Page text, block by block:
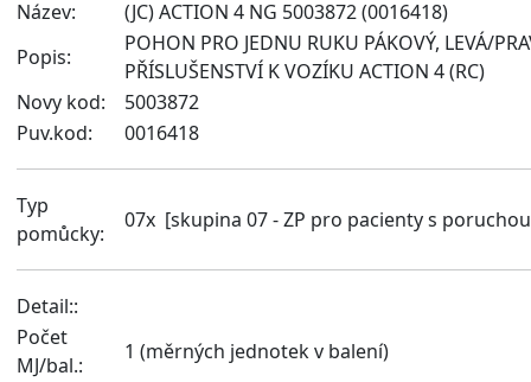
Název:
(JC) ACTION 4 NG 5003872 (0016418)
Popis:
POHON PRO JEDNU RUKU PÁKOVÝ, LEVÁ/
PŘÍSLUŠENSTVÍ K VOZÍKU ACTION 4 (RC)
Novy kod:
5003872
Puv.kod:
0016418
Typ
pomůcky:
07x [skupina 07 - ZP pro pacienty s
Detail::
Počet
MJ/bal.:
1 (měrných jednotek v balení)